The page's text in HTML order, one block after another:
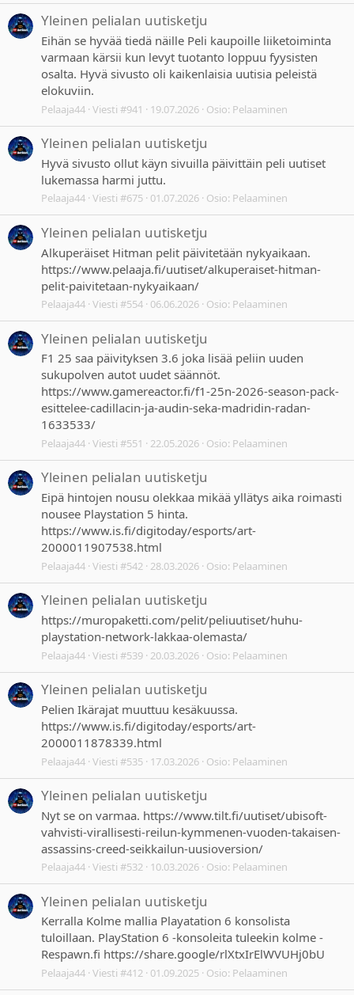
Yleinen pelialan uutisketju
Eihän se hyvää tiedä näille Peli kaupoille liiketoiminta
varmaan kärsii kun levyt tuotanto loppuu fyysisten
osalta. Hyvä sivusto oli kaikenlaisia uutisia peleistä
elokuviin.
Pelaaja44 Viesti #941 19.07.2026 Osio: Pelaaminen
Yleinen pelialan uutisketju
Hyvä sivusto ollut käyn sivuilla päivittäin peli uutiset
lukemassa harmi juttu.
Pelaaja44 Viesti #675 01.07.2026 Osio: Pelaaminen
Yleinen pelialan uutisketju
Alkuperäiset Hitman pelit päivitetään nykyaikaan.
https://www.pelaaja.fi/uutiset/alkuperaiset-hitman-
pelit-paivitetaan-nykyaikaan/
Pelaaja44 Viesti #554 06.06.2026 Osio: Pelaaminen
Yleinen pelialan uutisketju
F1 25 saa päivityksen 3.6 joka lisää peliin uuden
sukupolven autot uudet säännöt.
https://www.gamereactor.fi/f1-25n-2026-season-pack-
esittelee-cadillacin-ja-audin-seka-madridin-radan-
1633533/
Pelaaja44 Viesti #551 22.05.2026 Osio: Pelaaminen
Yleinen pelialan uutisketju
Eipä hintojen nousu olekkaa mikää yllätys aika roimasti
nousee Playstation 5 hinta.
https://www.is.fi/digitoday/esports/art-
2000011907538.html
Pelaaja44 Viesti #542 28.03.2026 Osio: Pelaaminen
Yleinen pelialan uutisketju
https://muropaketti.com/pelit/peliuutiset/huhu-
playstation-network-lakkaa-olemasta/
Pelaaja44 Viesti #539 20.03.2026 Osio: Pelaaminen
Yleinen pelialan uutisketju
Pelien Ikärajat muuttuu kesäkuussa.
https://www.is.fi/digitoday/esports/art-
2000011878339.html
Pelaaja44 Viesti #535 17.03.2026 Osio: Pelaaminen
Yleinen pelialan uutisketju
Nyt se on varmaa. https://www.tilt.fi/uutiset/ubisoft-
vahvisti-virallisesti-reilun-kymmenen-vuoden-takaisen-
assassins-creed-seikkailun-uusioversion/
Pelaaja44 Viesti #532 10.03.2026 Osio: Pelaaminen
Yleinen pelialan uutisketju
Kerralla Kolme mallia Playatation 6 konsolista
tuloillaan. PlayStation 6 -konsoleita tuleekin kolme -
Respawn.fi https://share.google/rlXtxIrElWVUHj0bU
Pelaaja44 Viesti #412 01.09.2025 Osio: Pelaaminen